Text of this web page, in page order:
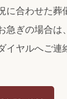
に合わせた葬
急ぎの場合は
イヤルへご連